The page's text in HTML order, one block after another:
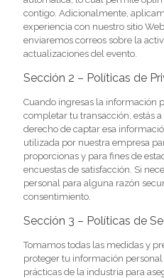
contigo. Adicionalmente,
experiencia con nuestro sitio
enviaremos correos sobre la
actualizaciones del evento.
Sección 2 – Políticas de
Cuando ingresas la información
completar tu transacción, estás
derecho de captar esa
utilizada por nuestra empresa
proporcionas y para fines de
encuestas de satisfacción. Si
personal para alguna razón
consentimiento.
Sección 3 – Políticas de
Tomamos todas las medidas y
proteger tu información
prácticas de la industria para